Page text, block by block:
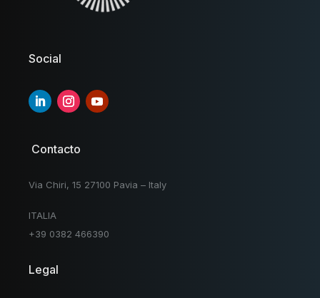
Social
Contacto
Via Chiri, 15 27100 Pavia – Italy
ITALIA
+39 0382 466390
Legal